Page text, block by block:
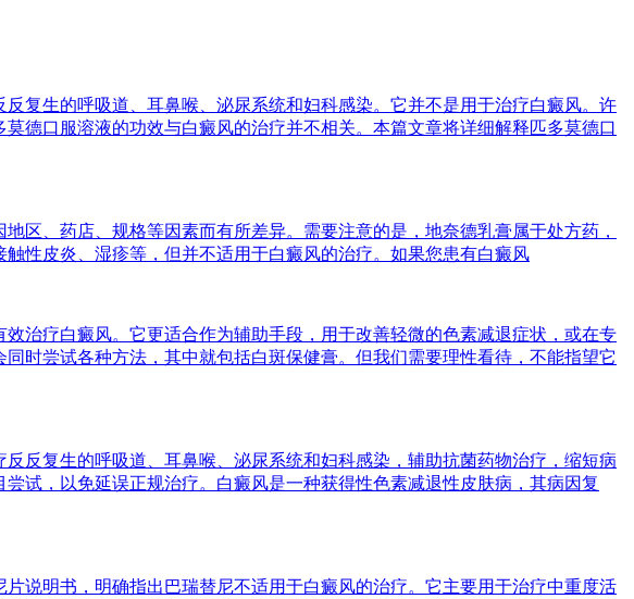
复生的呼吸道、耳鼻喉、泌尿系统和妇科感染。它并不是用于治疗白癜风。许
德口服溶液的功效与白癜风的治疗并不相关。本篇文章将详细解释匹多莫德口
区、药店、规格等因素而有所差异。需要注意的是，地奈德乳膏属于处方药，
性皮炎、湿疹等，但并不适用于白癜风的治疗。如果您患有白癜风
治疗白癜风。它更适合作为辅助手段，用于改善轻微的色素减退症状，或在专
时尝试各种方法，其中就包括白斑保健膏。但我们需要理性看待，不能指望它
反复生的呼吸道、耳鼻喉、泌尿系统和妇科感染，辅助抗菌药物治疗，缩短病
试，以免延误正规治疗。白癜风是一种获得性色素减退性皮肤病，其病因复
说明书，明确指出巴瑞替尼不适用于白癜风的治疗。它主要用于治疗中重度活